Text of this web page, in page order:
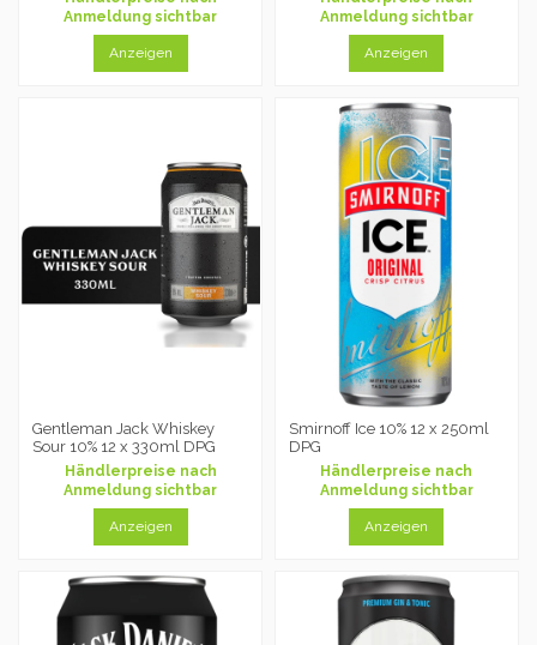
Anmeldung sichtbar
Anzeigen
Anmeldung sichtbar
Anzeigen
Gentleman Jack Whiskey
Sour 10% 12 x 330ml DPG
Händlerpreise nach
Anmeldung sichtbar
Anzeigen
Smirnoff Ice 10% 12 x 250ml
DPG
Händlerpreise nach
Anmeldung sichtbar
Anzeigen